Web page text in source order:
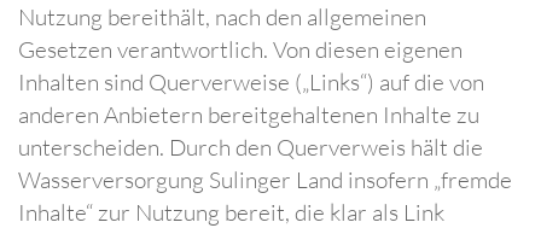
Nutzung bereithält, nach den allgemeinen
Gesetzen verantwortlich. Von diesen eigenen
Inhalten sind Querverweise („Links“) auf die von
anderen Anbietern bereitgehaltenen Inhalte zu
unterscheiden. Durch den Querverweis hält die
Wasserversorgung Sulinger Land insofern „fremde
Inhalte“ zur Nutzung bereit, die klar als Link